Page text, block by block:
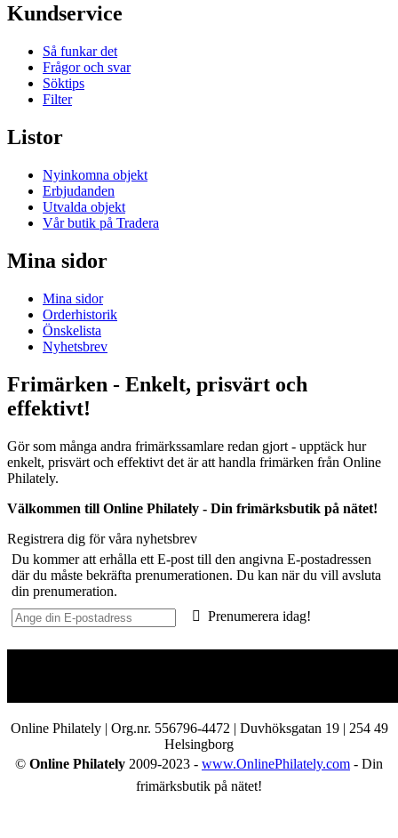
Kundservice
Så funkar det
Frågor och svar
Söktips
Filter
Listor
Nyinkomna objekt
Erbjudanden
Utvalda objekt
Vår butik på Tradera
Mina sidor
Mina sidor
Orderhistorik
Önskelista
Nyhetsbrev
Frimärken - Enkelt, prisvärt och
effektivt!
Gör som många andra frimärkssamlare redan gjort - upptäck hur
enkelt, prisvärt och effektivt det är att handla frimärken från Online
Philately.
Välkommen till Online Philately - Din frimärksbutik på nätet!
Registrera dig för våra nyhetsbrev
Du kommer att erhålla ett E-post till den angivna E-postadressen
där du måste bekräfta prenumerationen. Du kan när du vill avsluta
din prenumeration.
Prenumerera idag!
Online Philately | Org.nr. 556796-4472 | Duvhöksgatan 19 | 254 49
Helsingborg
© Online Philately 2009-2023 - www.OnlinePhilately.com - Din
frimärksbutik på nätet!